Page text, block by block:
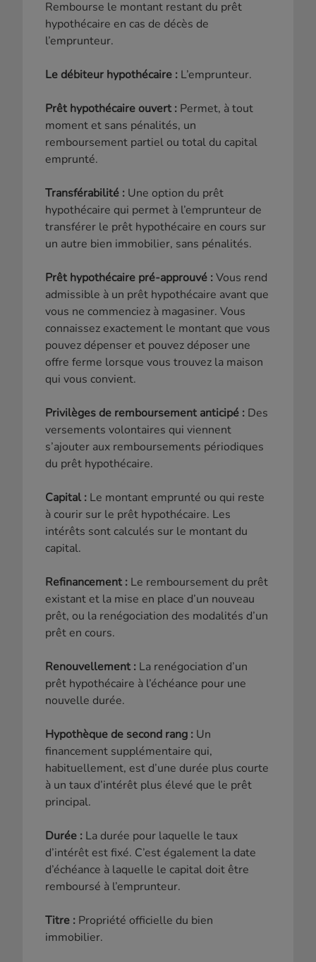
Rembourse le montant restant du prêt
hypothécaire en cas de décès de
l’emprunteur.
Le débiteur hypothécaire : L’emprunteur.
Prêt hypothécaire ouvert : Permet, à tout
moment et sans pénalités, un
remboursement partiel ou total du capital
emprunté.
Transférabilité : Une option du prêt
hypothécaire qui permet à l’emprunteur de
transférer le prêt hypothécaire en cours sur
un autre bien immobilier, sans pénalités.
Prêt hypothécaire pré-approuvé :Vous rend
admissible à un prêt hypothécaire avant que
vous ne commenciez à magasiner. Vous
connaissez exactement le montant que vous
pouvez dépenser et pouvez déposer une
offre ferme lorsque vous trouvez la maison
qui vous convient.
Privilèges de remboursement anticipé : Des
versements volontaires qui viennent
s’ajouter aux remboursements périodiques
du prêt hypothécaire.
Capital : Le montant emprunté ou qui reste
à courir sur le prêt hypothécaire. Les
intérêts sont calculés sur le montant du
capital.
Refinancement : Le remboursement du prêt
existant et la mise en place d’un nouveau
prêt, ou la renégociation des modalités d’un
prêt en cours.
Renouvellement : La renégociation d’un
prêt hypothécaire à l’échéance pour une
nouvelle durée.
Hypothèque de second rang : Un
financement supplémentaire qui,
habituellement, est d’une durée plus courte
à un taux d’intérêt plus élevé que le prêt
principal.
Durée : La durée pour laquelle le taux
d’intérêt est fixé. C’est également la date
d’échéance à laquelle le capital doit être
remboursé à l’emprunteur.
Titre : Propriété officielle du bien
immobilier.